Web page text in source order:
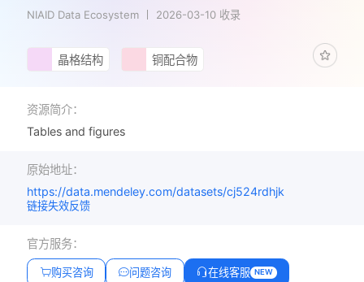
NIAID Data Ecosystem 2026-03-10 收录
晶格结构 铜配合物
资源简介：
Tables and figures
原始地址：
https://data.mendeley.com/datasets/cj524rdhjk
链接失效反馈
官方服务：
购买咨询 问题咨询 在线客服 NEW